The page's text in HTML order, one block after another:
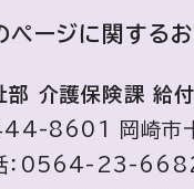
ページに関する
部 介護保険課 給
8601 岡崎市十
：0564-23-